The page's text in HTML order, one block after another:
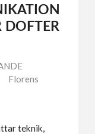
Florens
teknik,